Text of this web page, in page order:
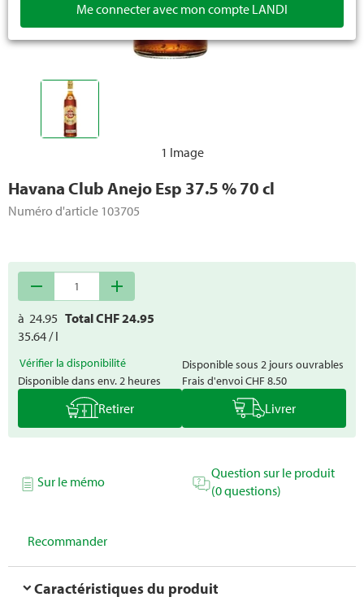
1 Image
Havana Club Anejo Esp 37.5 % 70 cl
Numéro d'article 103705
remove add
à 24.95 Total CHF24.95
35.64 / l
Vérifier la disponibilité
Disponible dans env. 2 heures
Disponible sous 2 jours ouvrables
Frais d'envoiCHF 8.50
Retirer Livrer
Sur le mémo
Question sur le produit
(0 questions)
Recommander
Caractéristiques du produit
Me connecter avec mon compte LANDI